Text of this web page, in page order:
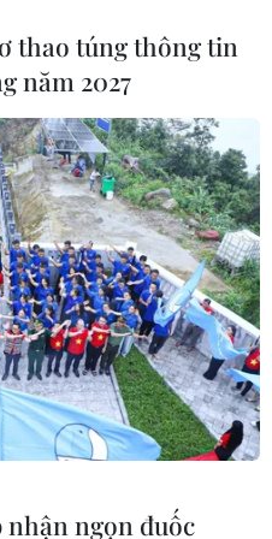
thoát hơn 8.800 tỷ
Á
Bình đã chỉ đạo các bị
liên quan thực hiện
hoạt động ngân hàng, gây
đồng.
thao túng thông tin
năm 2027
ngọn đuốc